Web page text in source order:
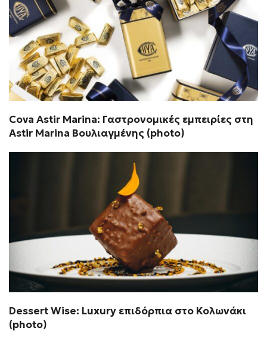
Cova Astir Marina: Γαστρονομικές εμπειρίες στη
Astir Marina Βουλιαγμένης (photo)
Dessert Wise: Luxury επιδόρπια στο Κολωνάκι
(photo)